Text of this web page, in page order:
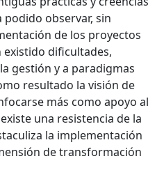
podido observar, sin
de los proyectos
dificultades,
gestión y a paradigmas
resultado la visión de
más como apoyo al
una resistencia de la
la implementación
de transformación